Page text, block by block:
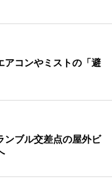
アコンやミストの「避
ンブル交差点の屋外ビ